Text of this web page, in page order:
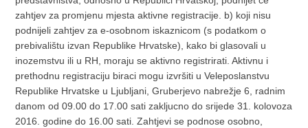
zahtjev za promjenu mjesta aktivne registracije. b) koji nisu
podnijeli zahtjev za e-osobnom iskaznicom (s podatkom o
prebivalištu izvan Republike Hrvatske), kako bi glasovali u
inozemstvu ili u RH, moraju se aktivno registrirati. Aktivnu i
prethodnu registraciju biraci mogu izvršiti u Veleposlanstvu
Republike Hrvatske u Ljubljani, Gruberjevo nabrežje 6, radnim
danom od 09.00 do 17.00 sati zakljucno do srijede 31. kolovoza
2016. godine do 16.00 sati. Zahtjevi se podnose osobno,